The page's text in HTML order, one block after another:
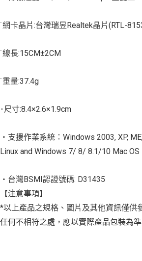
˙網卡晶片:台灣瑞昱Realtek晶片(RTL-
˙線長:15CM±2CM
˙重量:37.4g
･尺寸:8.4×2.6×1.9cm
‧支援作業系統：Windows 2003, XP,
Linux and Windows 7/ 8/ 8.1/10 Mac OS
‧台灣BSMI認證號碼: D31435
【注意事項】
*以上產品之規格、圖片及其他資訊僅供
任何不相符之處，應以實際產品包裝為準